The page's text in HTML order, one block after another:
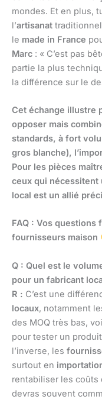
mondes. Et en plus,
l’artisanat
le made in France
Marc : « C’est pas
partie la plus
la différence sur le
Cet échange illustre
opposer mais
standards, à fort
gros blanche),
Pour les pièces
ceux qui nécessitent
local est un allié
FAQ : Vos
fournisseurs maison
Q : Quel est le
pour un fabricant
R : C’est une
locaux, notamment
des MOQ très bas,
pour tester un
l’inverse, les
surtout en
rentabiliser les coûts
devras souvent